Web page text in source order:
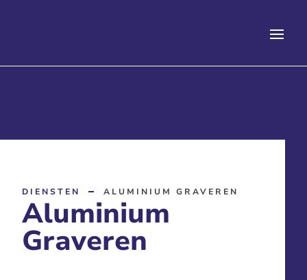
DIENSTEN ALUMINIUM GRAVEREN
Aluminium
Graveren